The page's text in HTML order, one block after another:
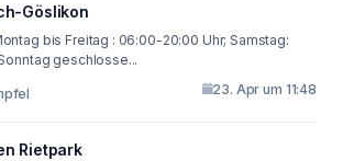
Göslikon
bis Freitag : 06:00-20:00 Uhr; Samstag:
geschlosse...
23. Apr um 11:48
Rietpark